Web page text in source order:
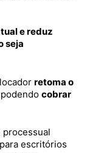
e reduz
seja
retoma o
cobrar
processual
para escritórios